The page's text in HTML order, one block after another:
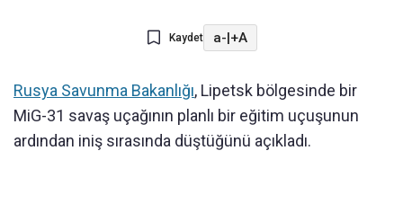
Kaydet a-|+A
Rusya Savunma Bakanlığı, Lipetsk bölgesinde bir
MiG-31 savaş uçağının planlı bir eğitim uçuşunun
ardından iniş sırasında düştüğünü açıkladı.